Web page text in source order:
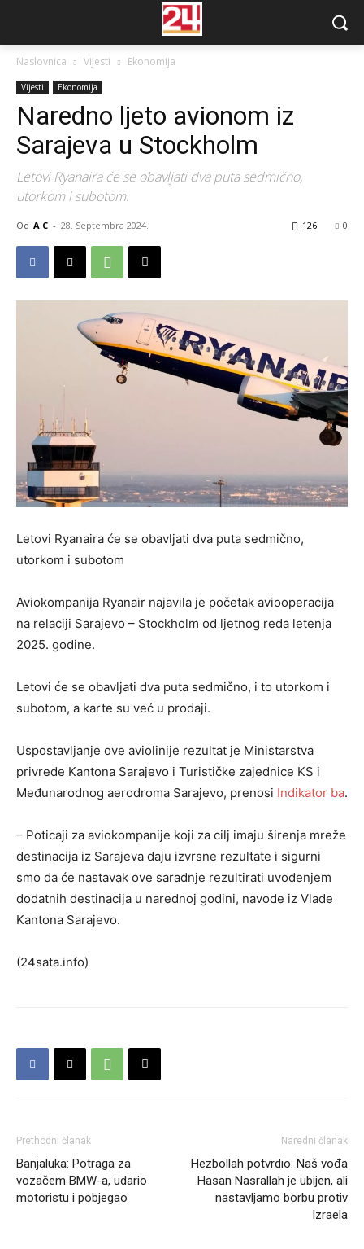
Naslovnica Vijesti Ekonomija
Vijesti Ekonomija
Naredno ljeto avionom iz
Sarajeva u Stockholm
Letovi Ryanaira će se obavljati dva puta sedmično,
utorkom i subotom.
Od A C - 28. Septembra 2024. 0
126
Letovi Ryanaira će se obavljati dva puta sedmično,
utorkom i subotom
Aviokompanija Ryanair najavila je početak aviooperacija
na relaciji Sarajevo – Stockholm od ljetnog reda letenja
2025. godine.
Letovi će se obavljati dva puta sedmično, i to utorkom i
subotom, a karte su već u prodaji.
Uspostavljanje ove aviolinije rezultat je Ministarstva
privrede Kantona Sarajevo i Turističke zajednice KS i
Međunarodnog aerodroma Sarajevo, prenosi Indikator ba.
– Poticaji za aviokompanije koji za cilj imaju širenja mreže
destinacija iz Sarajeva daju izvrsne rezultate i sigurni
smo da će nastavak ove saradnje rezultirati uvođenjem
dodatnih destinacija u narednoj godini, navode iz Vlade
Kantona Sarajevo.
(24sata.info)
Prethodni članak
Banjaluka: Potraga za
vozačem BMW-a, udario
motoristu i pobjegao
Naredni članak
Hezbollah potvrdio: Naš vođa
Hasan Nasrallah je ubijen, ali
nastavljamo borbu protiv
Izraela